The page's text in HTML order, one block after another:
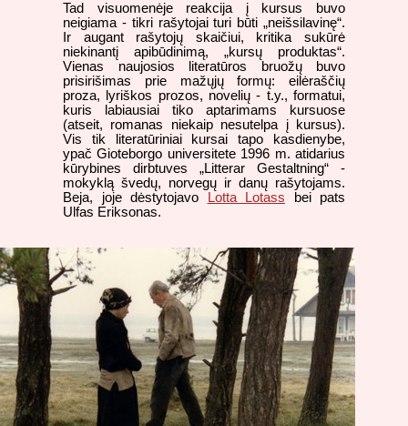
Tad visuomenėje reakcija į kursus buvo
neigiama - tikri rašytojai turi būti „neišsilavinę“.
Ir augant rašytojų skaičiui, kritika sukūrė
niekinantį apibūdinimą, „kursų produktas“.
Vienas naujosios literatūros bruožų buvo
prisirišimas prie mažųjų formų: eilėraščių
proza, lyriškos prozos, novelių - t.y., formatui,
kuris labiausiai tiko aptarimams kursuose
(atseit, romanas niekaip nesutelpa į kursus).
Vis tik literatūriniai kursai tapo kasdienybe,
ypač Gioteborgo universitete 1996 m. atidarius
kūrybines dirbtuves „Litterar Gestaltning“ -
mokyklą švedų, norvegų ir danų rašytojams.
Beja, joje dėstytojavo
Lotta Lotass bei pats
Ulfas Eriksonas.